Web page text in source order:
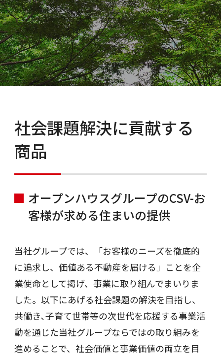
社会課題解決に貢献する
商品
オープンハウスグループのCSV-お
客様が求める住まいの提供
当社グループでは、「お客様のニーズを徹底的
に追求し、価値ある不動産を届ける」ことを企
業使命として掲げ、事業に取り組んでまいりま
した。以下にあげる社会課題の解決を目指し、
共働き､子育て世帯等の次世代を応援する事業活
動を通じた当社グループならではの取り組みを
進めることで、社会価値と事業価値の両立を目